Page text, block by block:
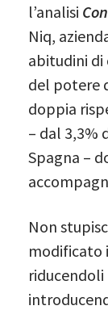
l’analisi
Niq,
abitudini di
del potere
doppia
– dal 3,3%
Spagna –
Non
modificato
riducendoli